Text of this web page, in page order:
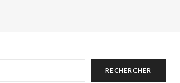
RECHERCHER